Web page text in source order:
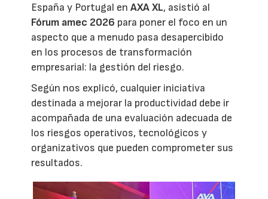
España y Portugal enAXA XL, asistió al
Fórum amec 2026 para poner el foco en un
aspecto que a menudo pasa desapercibido
en los procesos de transformación
empresarial: la gestión del riesgo.
Según nos explicó, cualquier iniciativa
destinada a mejorar la productividad debe ir
acompañada de una evaluación adecuada de
los riesgos operativos, tecnológicos y
organizativos que pueden comprometer sus
resultados.